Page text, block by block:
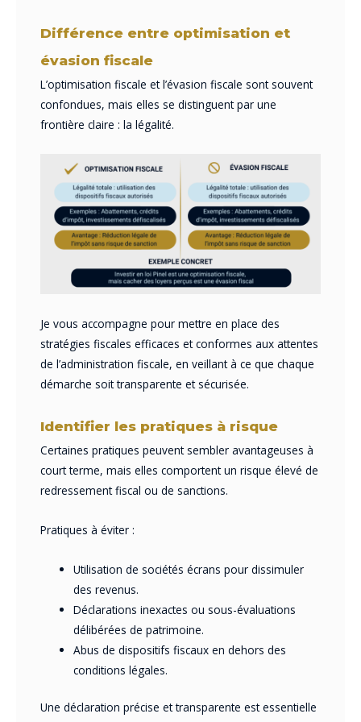
Différence entre optimisation et
évasion fiscale
L’optimisation fiscale et l’évasion fiscale sont souvent
confondues, mais elles se distinguent par une
frontière claire : la légalité.
Je vous accompagne pour mettre en place des
stratégies fiscales efficaces et conformes aux attentes
de l’administration fiscale, en veillant à ce que chaque
démarche soit transparente et sécurisée.
Identifier les pratiques à risque
Certaines pratiques peuvent sembler avantageuses à
court terme, mais elles comportent un risque élevé de
redressement fiscal ou de sanctions.
Pratiques à éviter :
Utilisation de sociétés écrans pour dissimuler
des revenus.
Déclarations inexactes ou sous-évaluations
délibérées de patrimoine.
Abus de dispositifs fiscaux en dehors des
conditions légales.
Une déclaration précise et transparente est essentielle